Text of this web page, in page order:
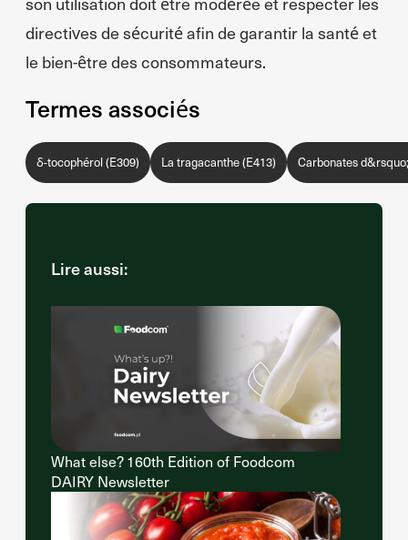
directives de sécurité afin de garantir la santé et
le bien-être des consommateurs.
Termes associés
δ-tocophérol (E309) La tragacanthe (E413) Carbonates
Lire aussi:
What else? 160th Edition of Foodcom
DAIRY Newsletter